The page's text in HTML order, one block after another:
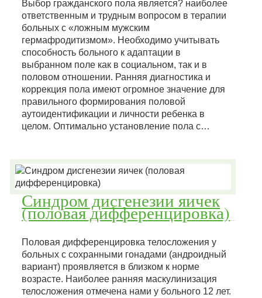
Выбор гражданского пола является? наиболее
ответственным и трудным вопросом в терапии
больных с «ложным мужским
гермафродитизмом». Необходимо учитывать
способность больного к адаптации в
выбранном поле как в социальном, так и в
половом отношении. Ранняя диагностика и
коррекция пола имеют огромное значение для
правильного формирования половой
аутоидентификации и личности ребенка в
целом. Оптимально установление пола с…
Синдром дисгенезии яичек
(половая дифференцировка)
Половая дифференцировка телосложения у
больных с сохранными гонадами (андроидный
вариант) проявляется в близком к норме
возрасте. Наиболее ранняя маскулинизация
телосложения отмечена нами у больного 12 лет.